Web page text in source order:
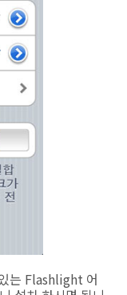
는 Flashlight 어